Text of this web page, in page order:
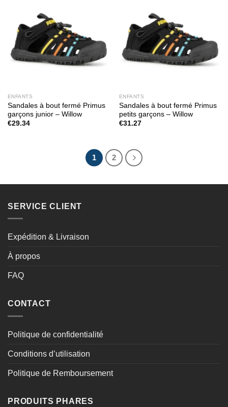
ENFANTS
Sandales à bout fermé Primus
garçons junior – Willow
€29.34
ENFANTS
Sandales à bout fermé Primus
petits garçons – Willow
€31.27
1 2
SERVICE CLIENT
Expédition & Livraison
À propos
FAQ
CONTACT
Politique de confidentialité
Conditions d’utilisation
Politique de Remboursement
PRODUITS PHARES